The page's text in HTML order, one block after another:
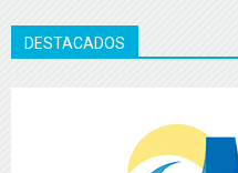
DESTACADOS